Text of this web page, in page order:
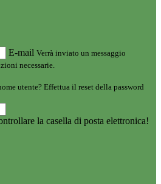
E-mail Verrà inviato un messaggio
necessarie.
utente? Effettua il reset della password
la casella di posta elettronica!